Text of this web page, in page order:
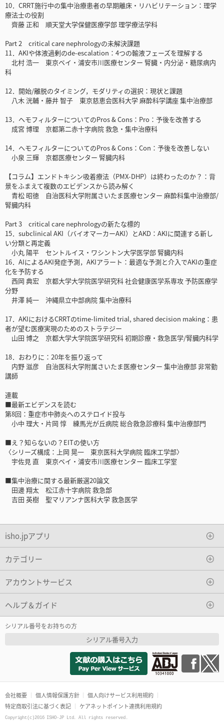
10．CRRT施行中の集中治療患者の早期離床・リハビリテーション：理学
療法士の役割
齊藤 正和 順天堂大学保健医療学部 理学療法学科
Part 2 critical care nephrologyの未解決課題
11．AKIや体液過剰のde-escalation：4つの輸液フェーズを理解する
北村 浩一 東京ベイ・浦安市川医療センター 腎臓・内分泌・糖尿病内
科
12．開始/離脱のタイミング，モダリティの選択：現状と課題
八木 洸輔・藤井 智子 東京慈恵会医科大学 麻酔科学講座 集中治療部
13．ヘモフィルターについてのPros & Cons：Pro：予後を改善する
成宮 博理 京都第二赤十字病院 救急・集中治療科
14．ヘモフィルターについてのPros & Cons：Con：予後を改善しない
小泉 三輝 京都医療センター 腎臓内科
【コラム】エンドトキシン吸着療法（PMX-DHP）は終わったのか？：背
景をふまえて複数のエビデンスから読み解く
青松 昭徳 自治医科大学附属さいたま医療センター 麻酔科集中治療部/
腎臓内科
Part 3 critical care nephrologyの新たな標的
15．subclinical AKI（バイオマーカーAKI）とAKD：AKIに関連する新し
い分類と再定義
小丸 陽平 セントルイス・ワシントン大学医学部 腎臓内科
16．AIによるAKI発症予測，AKIアラート：最適な予測と介入でAKIの重症
化を予防する
西岡 典宏 京都大学大学院医学研究科 社会健康医学系専攻 予防医療学
分野
井澤 純一 沖縄県立中部病院 集中治療科
17．AKIにおけるCRRTのtime-limited trial, shared decision making：患
者が望む医療実現のためのストラテジー
山田 博之 京都大学大学院医学研究科 初期診療・救急医学/腎臓内科学
18．おわりに：20年を振り返って
内野 滋彦 自治医科大学附属さいたま医療センター 集中治療部 非常勤
講師
連載
■最新エビデンスを読む
第8回：重症市中肺炎へのステロイド投与
小中 理大・片岡 惇 練馬光が丘病院 総合救急診療科 集中治療部門
■え？知らないの？EITの使い方
〈シリーズ構成：上岡 晃一 東京医科大学病院 臨床工学部〉
宇佐見 直 東京ベイ・浦安市川医療センター 臨床工学室
■集中治療に関する最新厳選20論文
田邊 翔太 松江赤十字病院 救急部
吉田 英樹 聖マリアンナ医科大学 救急医学
isho.jpアプリ
カテゴリー
アカウントサービス
ヘルプ＆ガイド
シリアル番号をお持ちの方
シリアル番号入力
会社概要 個人情報保護方針
個人向けサービス利用規約
特定商取引法に基づく表記
ケアネットポイント連携利用規約
Copyright(c)2016 ISHO-JP Ltd. All rights reserved.